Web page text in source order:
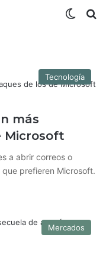
Tecnología
más
Microsoft
a abrir correos o
prefieren Microsoft.
Mercados